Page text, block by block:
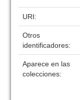
URI:
Otros
identificadores:
Aparece en las
colecciones: